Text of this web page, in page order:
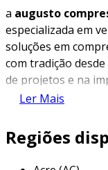
a augusto
especializada em
soluções em
com tradição
de projetos e na
tratamento de ar.
qualidade a preços
atendimento até as
implementação.
Ler Mais
Regiões